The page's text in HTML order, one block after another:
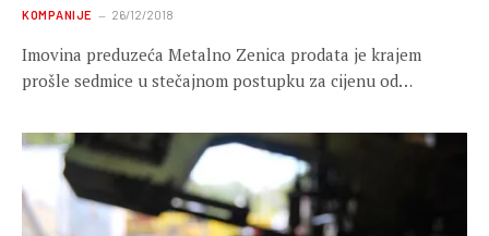
KOMPANIJE 26/12/2018
Imovina preduzeća Metalno Zenica prodata je krajem
prošle sedmice u stečajnom postupku za cijenu od…